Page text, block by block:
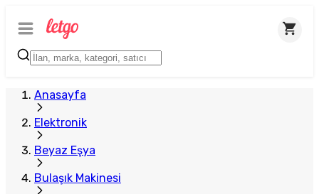
Anasayfa
Elektronik
Beyaz Eşya
Bulaşık Makinesi